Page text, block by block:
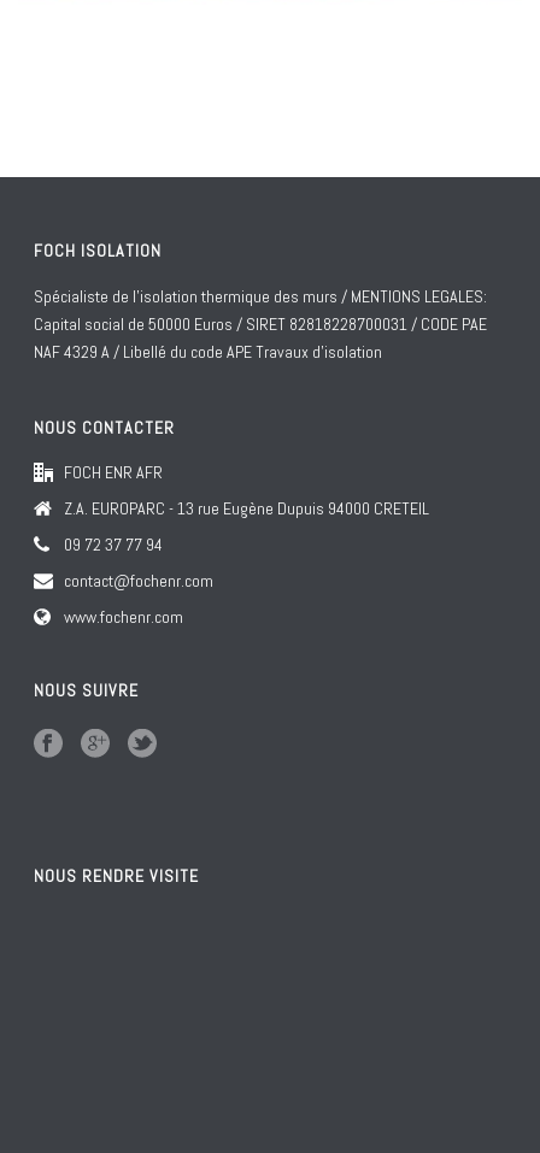
FOCH ISOLATION
Spécialiste de l'isolation thermique des murs / MENTIONS LEGALES:
Capital social de 50000 Euros / SIRET 82818228700031 / CODE PAE
NAF 4329 A / Libellé du code APE Travaux d'isolation
NOUS CONTACTER
FOCH ENR AFR
Z.A. EUROPARC - 13 rue Eugène Dupuis 94000 CRETEIL
09 72 37 77 94
contact@fochenr.com
www.fochenr.com
NOUS SUIVRE
NOUS RENDRE VISITE